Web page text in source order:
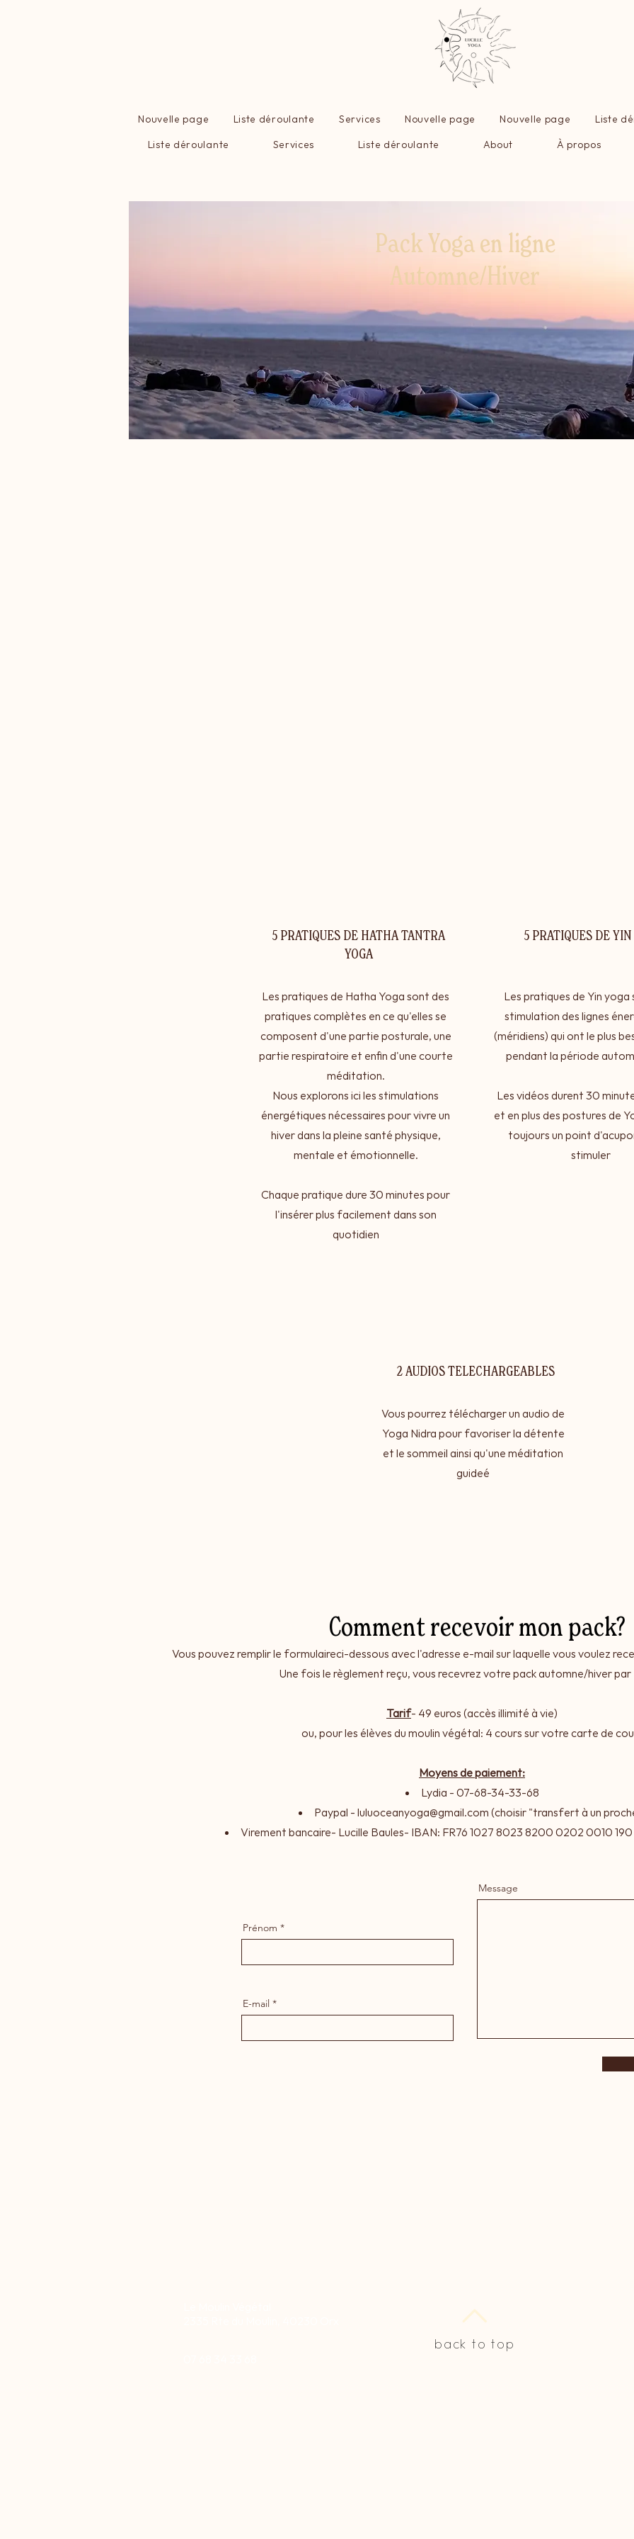
Nouvelle page Liste déroulante Services Nouvelle page Nouvelle page
Liste
Liste déroulante
Services Liste déroulante About À propos
Pack Yoga en ligne
Automne/Hiver
5 PRATIQUES DE HATHA TANTRA
YOGA
Les pratiques de Hatha Yoga sont des
pratiques complètes en ce qu'elles se
composent d'une partie posturale, une
partie respiratoire et enfin d'une courte
méditation.
Nous explorons ici les stimulations
énergétiques nécessaires pour vivre un
hiver dans la pleine santé physique,
mentale et émotionnelle.
Chaque pratique dure 30 minutes pour
l'insérer plus facilement dans son
quotidien
5 PRATIQUES DE YIN
Les pratiques de Yin yoga
stimulation des lignes
(méridiens) qui ont le plus
pendant la période
Les vidéos durent 30
et en plus des postures de
toujours un point
stimuler
2 AUDIOS TELECHARGEABLES
Vous pourrez télécharger un audio de
Yoga Nidra pour favoriser la détente
et le sommeil ainsi qu'une méditation
guideé
Comment recevoir mon pack?
Vous pouvez remplir le formulaireci-dessous avec l'adresse e-mail sur laquelle vous voulez
Une fois le règlement reçu, vous recevrez votre pack automne/hiver
Tarif- 49 euros (accès illimité à vie)
ou, pour les élèves du moulin végétal: 4 cours sur votre carte de
Moyens de paiement:
Lydia - 07-68-34-33-68
Paypal - luluoceanyoga@gmail.com (choisir "transfert à un
Virement bancaire- Lucille Baules- IBAN: FR76 1027 8023 8200 0202 0010 190
Prénom
E-mail
Message
back to top